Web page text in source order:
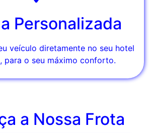
Personalizada
veículo diretamente no seu hotel
para o seu máximo conforto.
a Nossa Frota